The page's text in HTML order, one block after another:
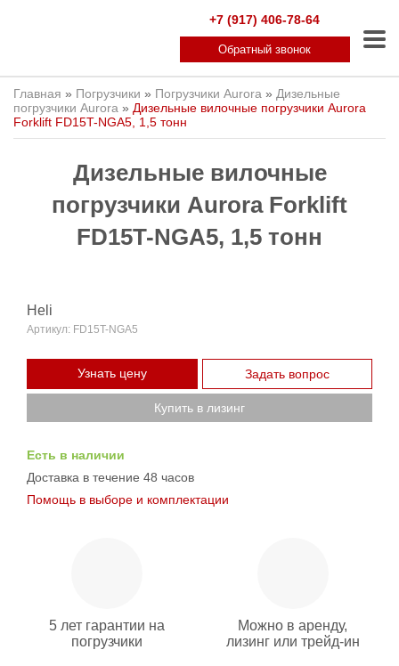
+7 (917) 406-78-64
Обратный звонок
Главная » Погрузчики » Погрузчики Aurora » Дизельные
погрузчики Aurora » Дизельные вилочные погрузчики Aurora
Forklift FD15T-NGA5, 1,5 тонн
Дизельные вилочные
погрузчики Aurora Forklift
FD15T-NGA5, 1,5 тонн
Heli
Артикул: FD15T-NGA5
Узнать цену Задать вопрос
Купить в лизинг
Есть в наличии
Доставка в течение 48 часов
Помощь в выборе и комплектации
5 лет гарантии на
погрузчики
Можно в аренду,
лизинг или трейд-ин